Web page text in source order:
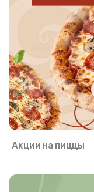
Акции на пиццы